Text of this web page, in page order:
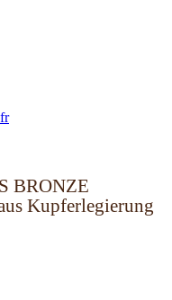
fr
BRONZE
Kupferlegierung